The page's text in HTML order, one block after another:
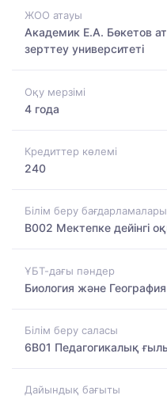
ЖОО атауы
Академик Е.А. Бөкетов
зерттеу университеті
Оқу мерзімі
4 года
Кредиттер көлемі
240
Білім беру
B002 Мектепке дейінгі
ҰБТ-дағы пәндер
Биология және География
Білім беру саласы
6B01 Педагогикалық
Дайындық бағыты